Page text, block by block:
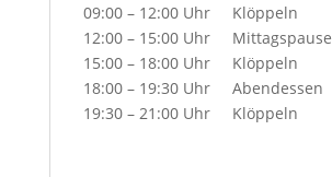
09:00 – 12:00 Uhr Klöppeln
12:00 – 15:00 Uhr Mittagspause
15:00 – 18:00 Uhr Klöppeln
18:00 – 19:30 Uhr Abendessen
19:30 – 21:00 Uhr Klöppeln